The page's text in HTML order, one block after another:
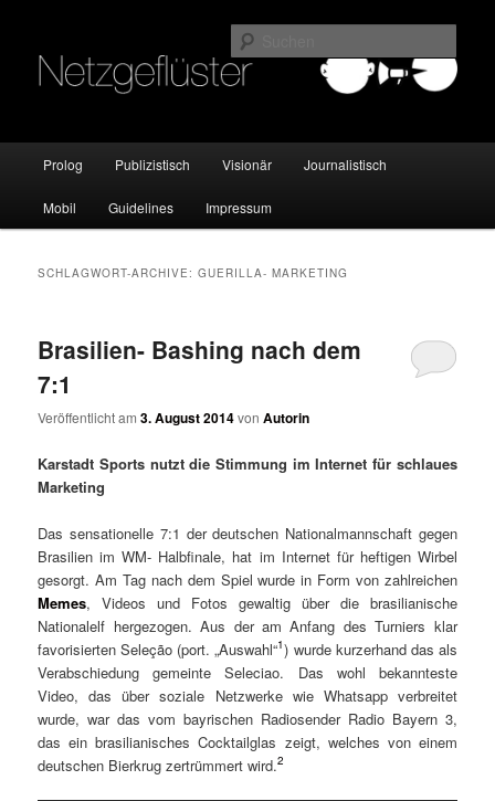
Netzgeflüster
Zum
Inhalt
Zum
sekundären
Prolog Publizistisch Visionär Journalistisch
Mobil Guidelines Impressum
SCHLAGWORT-ARCHIVE:GUERILLA- MARKETING
Brasilien- Bashing nach dem
7:1
Veröffentlicht am3. August 2014vonAutorin
Karstadt Sports nutzt die Stimmung im Internet für schlaues
Marketing
Das sensationelle 7:1 der deutschen Nationalmannschaft gegen
Brasilien im WM- Halbfinale, hat im Internet für heftigen Wirbel
gesorgt. Am Tag nach dem Spiel wurde in Form von zahlreichen
Memes, Videos und Fotos gewaltig über die brasilianische
Nationalelf hergezogen. Aus der am Anfang des Turniers klar
favorisierten Seleção (port. „Auswahl“1) wurde kurzerhand das als
Verabschiedung gemeinte Seleciao. Das wohl bekannteste
Video, das über soziale Netzwerke wie Whatsapp verbreitet
wurde, war das vom bayrischen Radiosender Radio Bayern 3,
das ein brasilianisches Cocktailglas zeigt, welches von einem
deutschen Bierkrug zertrümmert wird.2